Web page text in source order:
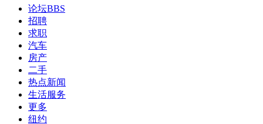
论坛BBS
招聘
求职
汽车
房产
二手
热点新闻
生活服务
更多
纽约